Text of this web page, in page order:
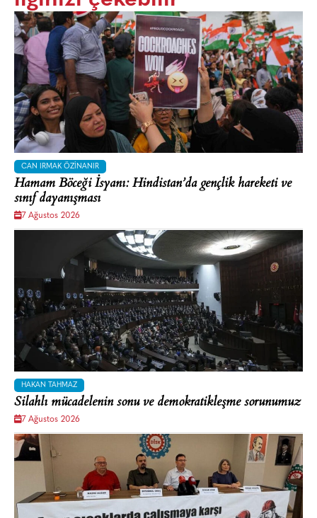
CAN IRMAK ÖZINANIR
Hamam Böceği İsyanı: Hindistan’da gençlik hareketi ve
sınıf dayanışması
7 Ağustos 2026
HAKAN TAHMAZ
Silahlı mücadelenin sonu ve demokratikleşme sorunumuz
7 Ağustos 2026